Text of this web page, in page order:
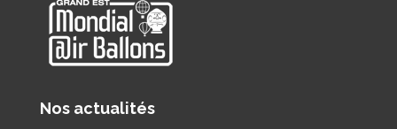
Nos actualités